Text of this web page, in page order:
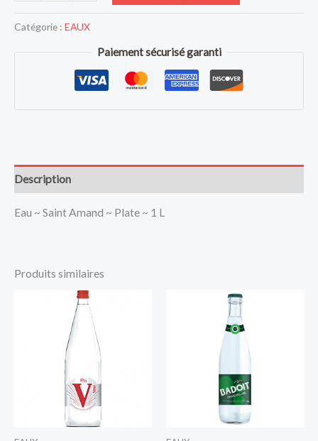
Catégorie : EAUX
Paiement sécurisé garanti
Description
Eau ~ Saint Amand ~ Plate ~ 1 L
Produits similaires